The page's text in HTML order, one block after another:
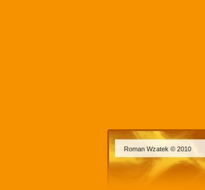
Roman Wzatek © 2010